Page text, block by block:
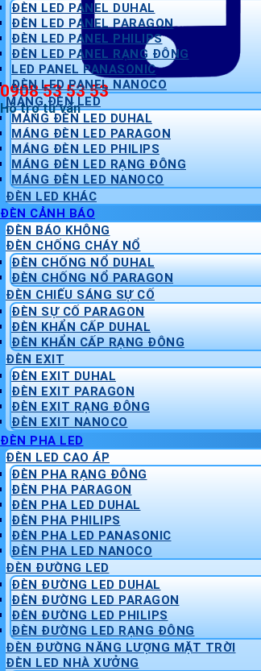
0908 53 53 53
Hỗ trợ tư vấn
ĐÈN LED PANEL DUHAL
ĐÈN LED PANEL PARAGON
ĐÈN LED PANEL PHILIPS
ĐÈN LED PANEL RẠNG ĐÔNG
LED PANEL PANASONIC
ĐÈN LED PANEL NANOCO
MÁNG ĐÈN LED
MÁNG ĐÈN LED DUHAL
MÁNG ĐÈN LED PARAGON
MÁNG ĐÈN LED PHILIPS
MÁNG ĐÈN LED RẠNG ĐÔNG
MÁNG ĐÈN LED NANOCO
ĐÈN LED KHÁC
ĐÈN CẢNH BÁO
ĐÈN BÁO KHÔNG
ĐÈN CHỐNG CHÁY NỔ
ĐÈN CHỐNG NỔ DUHAL
ĐÈN CHỐNG NỔ PARAGON
ĐÈN CHIẾU SÁNG SỰ CỐ
ĐÈN SỰ CỐ PARAGON
ĐÈN KHẨN CẤP DUHAL
ĐÈN KHẨN CẤP RẠNG ĐÔNG
ĐÈN EXIT
ĐÈN EXIT DUHAL
ĐÈN EXIT PARAGON
ĐÈN EXIT RẠNG ĐÔNG
ĐÈN EXIT NANOCO
ĐÈN PHA LED
ĐÈN LED CAO ÁP
ĐÈN PHA RẠNG ĐÔNG
ĐÈN PHA PARAGON
ĐÈN PHA LED DUHAL
ĐÈN PHA PHILIPS
ĐÈN PHA LED PANASONIC
ĐÈN PHA LED NANOCO
ĐÈN ĐƯỜNG LED
ĐÈN ĐƯỜNG LED DUHAL
ĐÈN ĐƯỜNG LED PARAGON
ĐÈN ĐƯỜNG LED PHILIPS
ĐÈN ĐƯỜNG LED RẠNG ĐÔNG
ĐÈN ĐƯỜNG NĂNG LƯỢNG MẶT TRỜI
ĐÈN LED NHÀ XƯỞNG